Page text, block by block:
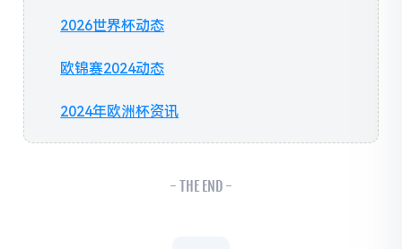
2026世界杯动态
欧锦赛2024动态
2024年欧洲杯资讯
- THE END -